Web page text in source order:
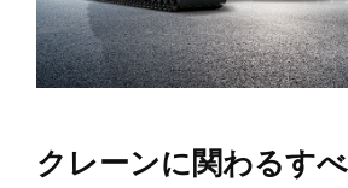
クレーンに関わるす